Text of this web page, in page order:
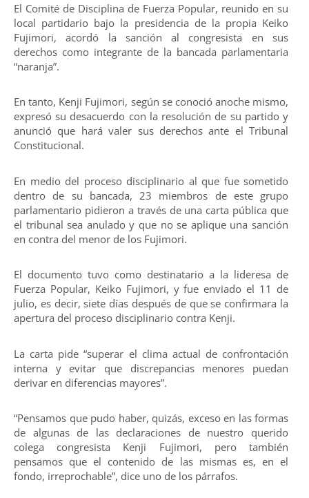
El Comité de Disciplina de Fuerza Popular, reunido en su
local partidario bajo la presidencia de la propia Keiko
Fujimori, acordó la sanción al congresista en sus
derechos como integrante de la bancada parlamentaria
“naranja”.
En tanto, Kenji Fujimori, según se conoció anoche mismo,
expresó su desacuerdo con la resolución de su partido y
anunció que hará valer sus derechos ante el Tribunal
Constitucional.
En medio del proceso disciplinario al que fue sometido
dentro de su bancada, 23 miembros de este grupo
parlamentario pidieron a través de una carta pública que
el tribunal sea anulado y que no se aplique una sanción
en contra del menor de los Fujimori.
El documento tuvo como destinatario a la lideresa de
Fuerza Popular, Keiko Fujimori, y fue enviado el 11 de
julio, es decir, siete días después de que se confirmara la
apertura del proceso disciplinario contra Kenji.
La carta pide “superar el clima actual de confrontación
interna y evitar que discrepancias menores puedan
derivar en diferencias mayores”.
“Pensamos que pudo haber, quizás, exceso en las formas
de algunas de las declaraciones de nuestro querido
colega congresista Kenji Fujimori, pero también
pensamos que el contenido de las mismas es, en el
fondo, irreprochable”, dice uno de los párrafos.